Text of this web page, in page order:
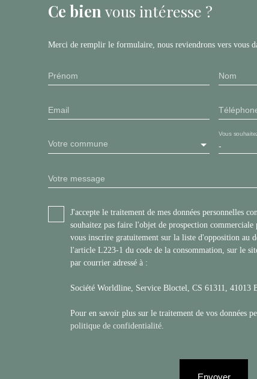
Ce bien vous intéresse ?
Merci de remplir le formulaire, nous reviendrons vers vous
Prénom Nom
Email
Votre commune -
Vous
Votre message
J'accepte le traitement de mes données personnelles
souhaitez pas faire l'objet de prospection
vous inscrire gratuitement sur la liste d'opposition au
l'article L223-1 du code de la consommation, sur le
par courrier adressé à :
Société Worldline, Service Bloctel, CS 61311, 41013
Pour en savoir plus sur le traitement de vos données
politique de confidentialité
Envoyer